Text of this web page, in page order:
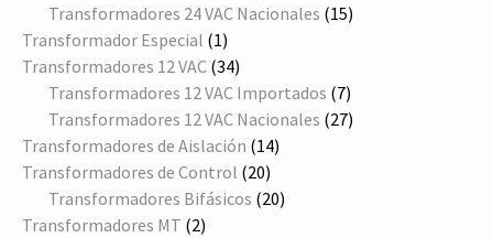
productos
Transformadores 24 VAC Nacionales 1515
Transformador Especial 11
producto
Transformadores 12 VAC 3434
productos
Transformadores 12 VAC Importados 77
productos
Transformadores 12 VAC Nacionales 2727
Transformadores de Aislación 1414
Transformadores de Control 2020
productos
Transformadores Bifásicos 2020
Transformadores MT 22